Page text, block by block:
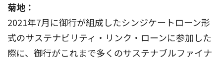
菊地：
2021年7月に御行が組成したシンジケートローン形
式のサステナビリティ・リンク・ローンに参加した
際に、御行がこれまで多くのサステナブルファイナ